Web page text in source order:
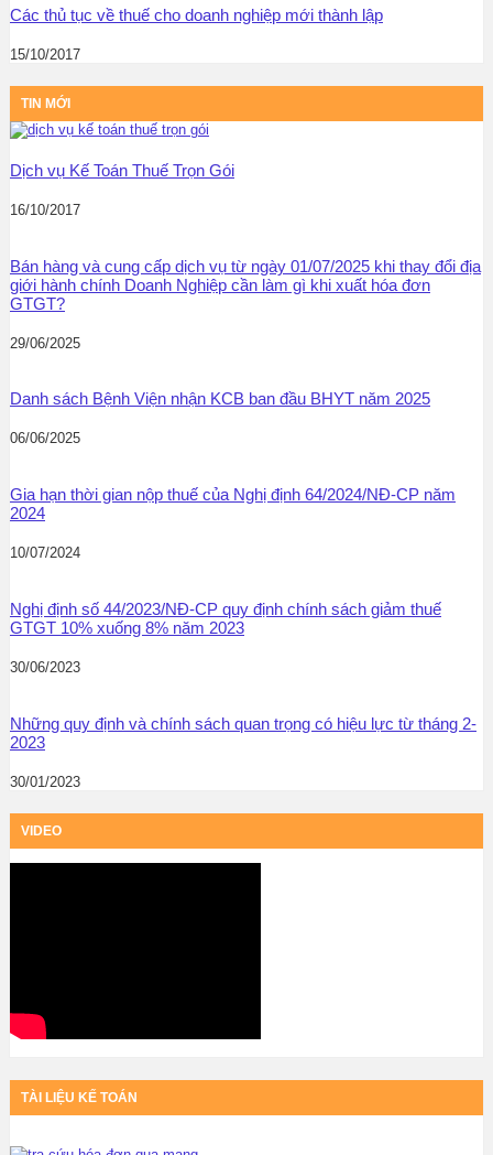
Các thủ tục về thuế cho doanh nghiệp mới thành lập
15/10/2017
TIN MỚI
Dịch vụ Kế Toán Thuế Trọn Gói
16/10/2017
Bán hàng và cung cấp dịch vụ từ ngày 01/07/2025 khi thay đổi địa
giới hành chính Doanh Nghiệp cần làm gì khi xuất hóa đơn
GTGT?
29/06/2025
Danh sách Bệnh Viện nhận KCB ban đầu BHYT năm 2025
06/06/2025
Gia hạn thời gian nộp thuế của Nghị định 64/2024/NĐ-CP năm
2024
10/07/2024
Nghị định số 44/2023/NĐ-CP quy định chính sách giảm thuế
GTGT 10% xuống 8% năm 2023
30/06/2023
Những quy định và chính sách quan trọng có hiệu lực từ tháng 2-
2023
30/01/2023
VIDEO
TÀI LIỆU KẾ TOÁN